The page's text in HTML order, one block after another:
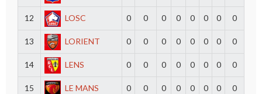
12 LOSC 0 0 0 0 0 0 0 0
13 LORIENT 0 0 0 0 0 0 0 0
14 LENS 0 0 0 0 0 0 0 0
15 LE MANS 0 0 0 0 0 0 0 0